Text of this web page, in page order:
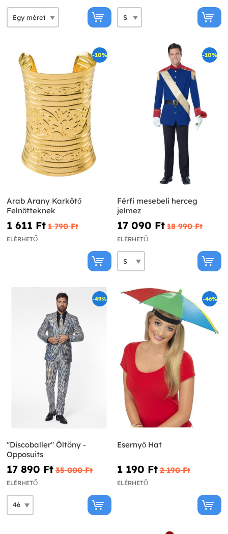
-10%
Arab Arany Karkötő
Felnőtteknek
1 611 Ft‎ 1 790 Ft‎
ELÉRHETŐ
-10%
Férfi mesebeli herceg
jelmez
17 090 Ft‎ 18 990 Ft‎
ELÉRHETŐ
-49%
"Discoballer" Öltöny -
Opposuits
17 890 Ft‎ 35 000 Ft‎
ELÉRHETŐ
-46%
Esernyő Hat
1 190 Ft‎ 2 190 Ft‎
ELÉRHETŐ